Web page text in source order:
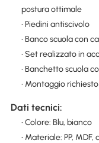
postura ottimale
• Piedini antiscivolo
• Banco scuola con
• Set realizzato in
• Banchetto scuola
• Montaggio richiesto
Dati tecnici:
• Colore: Blu, bianco
• Materiale: PP, MDF,